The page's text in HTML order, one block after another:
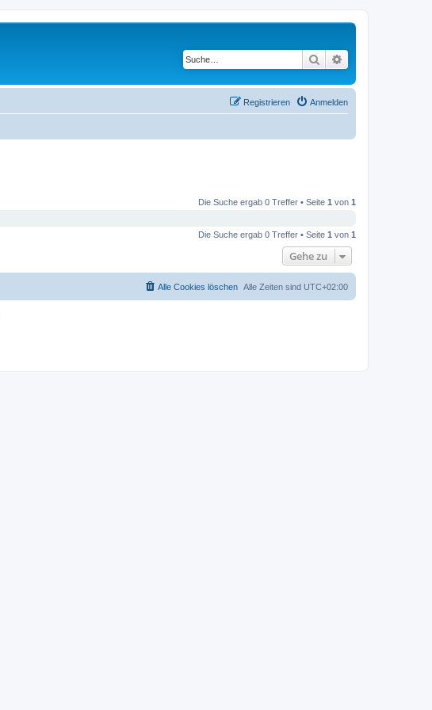
Suche
Anmelden
Registrieren
Die Suche ergab 0 Treffer • Seite 1 von 1
Die Suche ergab 0 Treffer • Seite 1 von 1
Gehe zu
Alle Zeiten sind UTC+02:00
Alle Cookies löschen